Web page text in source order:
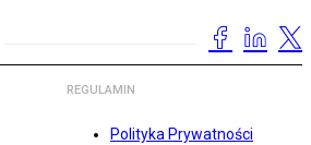
REGULAMIN
Polityka Prywatności